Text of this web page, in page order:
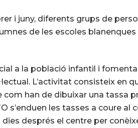
i juny, diferents grups de
de les escoles
a la població infantil i
L’activitat consisteix en
han de dibuixar una tassa
s’enduen les tasses a coure al
després el centre per